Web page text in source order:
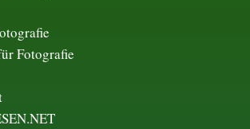
Fotografie